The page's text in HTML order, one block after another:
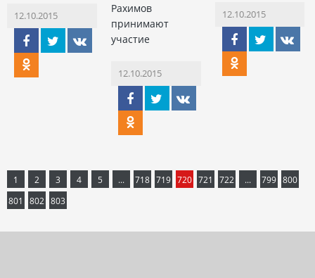
12.10.2015
Рахимов
принимают
участие
12.10.2015
12.10.2015
1 2 3 4 5 ... 718 719 720 721 722 ... 799 800
801
802 803